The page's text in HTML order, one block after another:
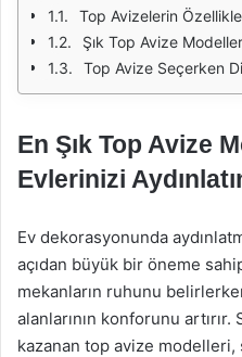
Top Avizelerin
Şık Top Avize
Top Avize Seçerken
En Şık Top Avize
Evlerinizi
Ev dekorasyonunda
açıdan büyük bir öneme
mekanların ruhunu
alanlarının konforunu
kazanan top avize modelleri,